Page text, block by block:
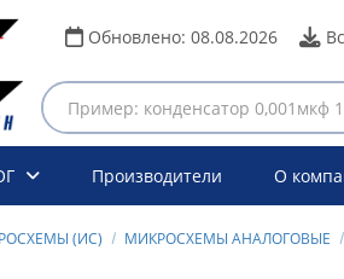
Обновлено: 08.08.2026
Производители О
(ИС) МИКРОСХЕМЫ АНАЛОГОВЫЕ